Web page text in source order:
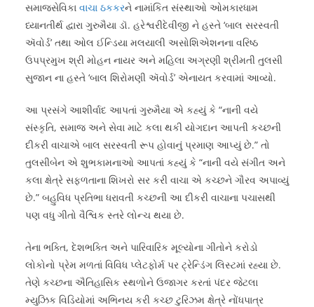
સમાજસેવિકા વાચા ઠકકરને નામાંકિત સંસ્થાઓ ઓમકારધામ
ધ્યાનતીર્થ દ્વારા ગુરુમૈયા ડૉ. હરેશ્વરીદેવીજી ને હસ્તે ‘બાલ સરસ્વતી
ઍવોર્ડ’ તથા ઓલ ઈન્ડિયા મલયાલી અસોશિએશનના વરિષ્ઠ
ઉપપ્રમુખ શ્રી મોહન નાયર અને મહિલા અગ્રણી શ્રીમતી તુલસી
સુજાન ના હસ્તે ‘બાલ શિરોમણી ઍવોર્ડ’ એનાયત કરવામાં આવ્યો.
આ પ્રસંગે આશીર્વાદ આપતાં ગુરુમૈયા એ કહ્યું કે “નાની વયે
સંસ્કૃતિ, સમાજ અને સેવા માટે કલા થકી યોગદાન આપતી કચ્છની
દીકરી વાચાએ બાલ સરસ્વતી રૂપ હોવાનું પ્રમાણ આપ્યું છે.” તો
તુલસીબેન એ શુભકામનાઓ આપતાં કહ્યું કે “નાની વયે સંગીત અને
કલા ક્ષેત્રે સફળતાના શિખરો સર કરી વાચા એ કચ્છને ગૌરવ અપાવ્યું
છે.” બહુવિધ પ્રતિભા ધરાવતી કચ્છની આ દીકરી વાચાના પચાસથી
પણ વધુ ગીતો વૈશ્વિક સ્તરે લોન્ચ થયા છે.
તેના ભક્તિ, દેશભક્તિ અને પારિવારિક મૂલ્યોના ગીતોને કરોડો
લોકોનો પ્રેમ મળતાં વિવિધ પ્લેટફોર્મ પર ટ્રેન્ડિંગ લિસ્ટમાં રહ્યા છે.
તેણે કચ્છના ઐતિહાસિક સ્થળોને ઉજાગર કરતાં પંદર જેટલા
મ્યુઝિક વિડિયોમાં અભિનય કરી કચ્છ ટુરિઝમ ક્ષેત્રે નોંધપાત્ર